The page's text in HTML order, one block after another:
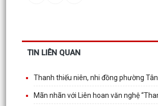
TIN LIÊN QUAN
Thanh thiếu niên, nhi đồng phường
Mãn nhãn với Liên hoan văn nghệ